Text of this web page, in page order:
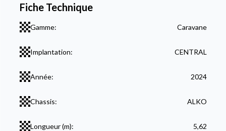
Fiche Technique
Gamme: Caravane
Implantation: CENTRAL
Année: 2024
Chassis: ALKO
Longueur (m): 5,62